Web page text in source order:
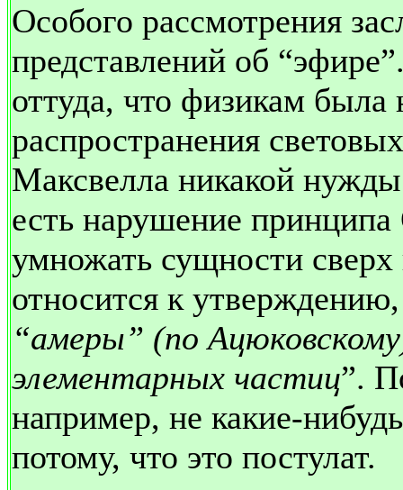
Особого рассмотрения
представлений об
оттуда, что физикам была
распространения
Максвелла никакой
есть нарушение
умножать сущности
относится к
“амеры” (по
элементарных частиц”.
например, не какие-
потому, что это постулат.